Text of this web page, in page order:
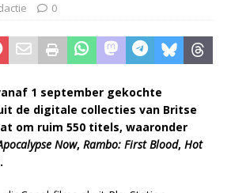
0
1 september gekochte
de digitale collecties van Britse
om ruim 550 titels, waaronder
Now, Rambo: First Blood, Hot
.